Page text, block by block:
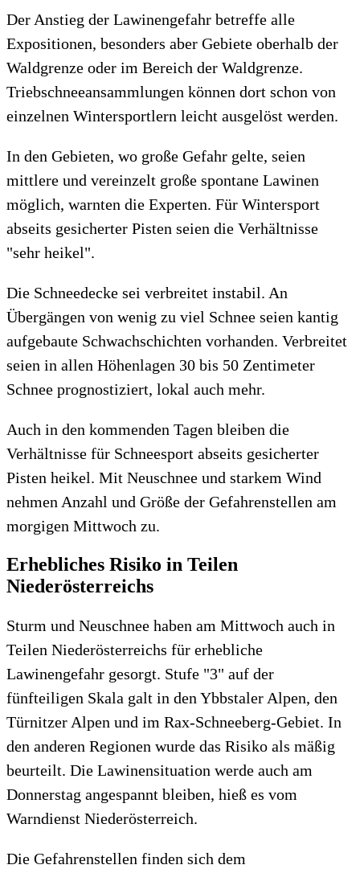
Der Anstieg der Lawinengefahr betreffe alle
Expositionen, besonders aber Gebiete oberhalb der
Waldgrenze oder im Bereich der Waldgrenze.
Triebschneeansammlungen können dort schon von
einzelnen Wintersportlern leicht ausgelöst werden.
In den Gebieten, wo große Gefahr gelte, seien
mittlere und vereinzelt große spontane Lawinen
möglich, warnten die Experten. Für Wintersport
abseits gesicherter Pisten seien die Verhältnisse
"sehr heikel".
Die Schneedecke sei verbreitet instabil. An
Übergängen von wenig zu viel Schnee seien kantig
aufgebaute Schwachschichten vorhanden. Verbreitet
seien in allen Höhenlagen 30 bis 50 Zentimeter
Schnee prognostiziert, lokal auch mehr.
Auch in den kommenden Tagen bleiben die
Verhältnisse für Schneesport abseits gesicherter
Pisten heikel. Mit Neuschnee und starkem Wind
nehmen Anzahl und Größe der Gefahrenstellen am
morgigen Mittwoch zu.
Erhebliches Risiko in Teilen
Niederösterreichs
Sturm und Neuschnee haben am Mittwoch auch in
Teilen Niederösterreichs für erhebliche
Lawinengefahr gesorgt. Stufe "3" auf der
fünfteiligen Skala galt in den Ybbstaler Alpen, den
Türnitzer Alpen und im Rax-Schneeberg-Gebiet. In
den anderen Regionen wurde das Risiko als mäßig
beurteilt. Die Lawinensituation werde auch am
Donnerstag angespannt bleiben, hieß es vom
Warndienst Niederösterreich.
Die Gefahrenstellen finden sich dem